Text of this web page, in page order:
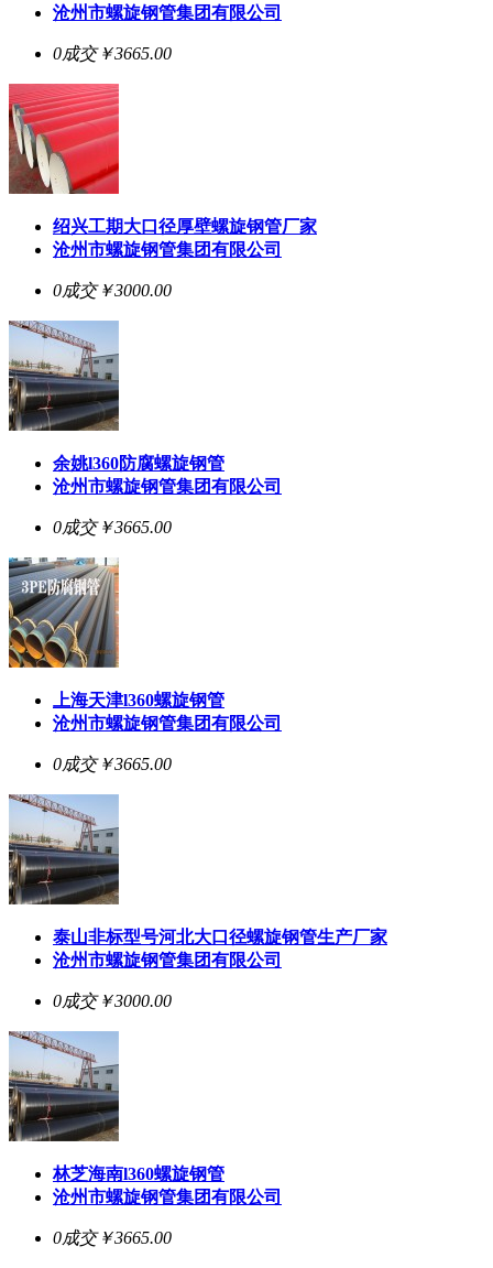
沧州市螺旋钢管集团有限公司
0成交￥3665.00
绍兴工期大口径厚壁螺旋钢管厂家
沧州市螺旋钢管集团有限公司
0成交￥3000.00
余姚l360防腐螺旋钢管
沧州市螺旋钢管集团有限公司
0成交￥3665.00
上海天津l360螺旋钢管
沧州市螺旋钢管集团有限公司
0成交￥3665.00
泰山非标型号河北大口径螺旋钢管生产厂家
沧州市螺旋钢管集团有限公司
0成交￥3000.00
林芝海南l360螺旋钢管
沧州市螺旋钢管集团有限公司
0成交￥3665.00